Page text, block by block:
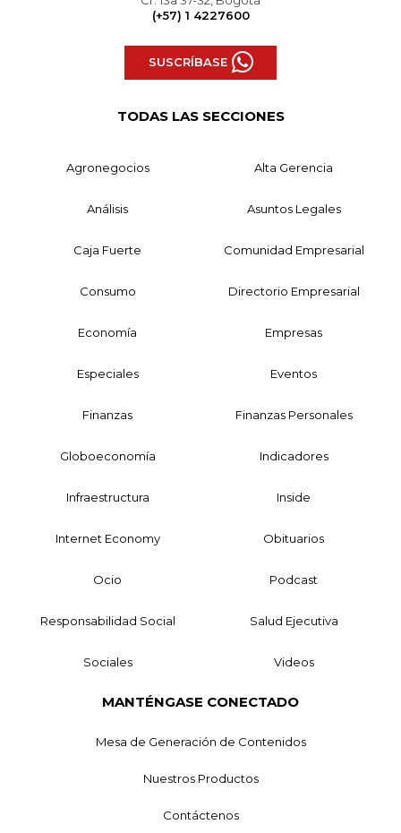
(+57) 1 4227600
SUSCRÍBASE
TODAS LAS SECCIONES
Agronegocios Alta Gerencia
Análisis Asuntos Legales
Caja Fuerte Comunidad Empresarial
Consumo Directorio Empresarial
Economía Empresas
Especiales Eventos
Finanzas Finanzas Personales
Globoeconomía Indicadores
Infraestructura Inside
Internet Economy Obituarios
Ocio Podcast
Responsabilidad Social Salud Ejecutiva
Sociales Videos
MANTÉNGASE CONECTADO
Mesa de Generación de Contenidos
Nuestros Productos
Contáctenos